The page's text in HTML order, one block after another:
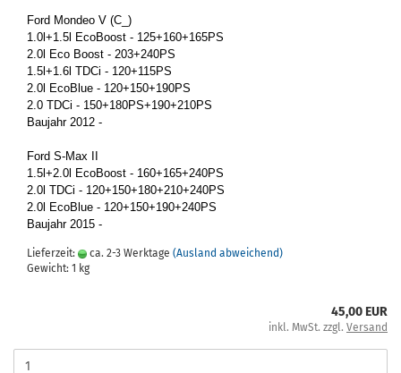
Ford Mon­deo V (C_)
1.0l+1.5l Eco­Boost - 125+160+165PS
2.0l Eco Boost - 203+240PS
1.5l+1.6l TDCi - 120+115PS
2.0l Eco­Blue - 120+150+190PS
2.0 TDCi - 150+180PS+190+210PS
Bau­jahr 2012 -
Ford S-Max II
1.5l+2.0l Eco­Boost - 160+165+240PS
2.0l TDCi - 120+150+180+210+240PS
2.0l Eco­Blue - 120+150+190+240PS
Bau­jahr 2015 -
Lieferzeit: ca. 2-3 Werktage (Ausland abweichend)
Gewicht: 1 kg
45,00 EUR
inkl. MwSt. zzgl. Versand